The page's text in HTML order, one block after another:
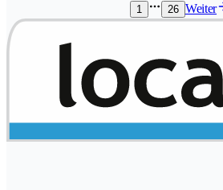
1
26 Weiter